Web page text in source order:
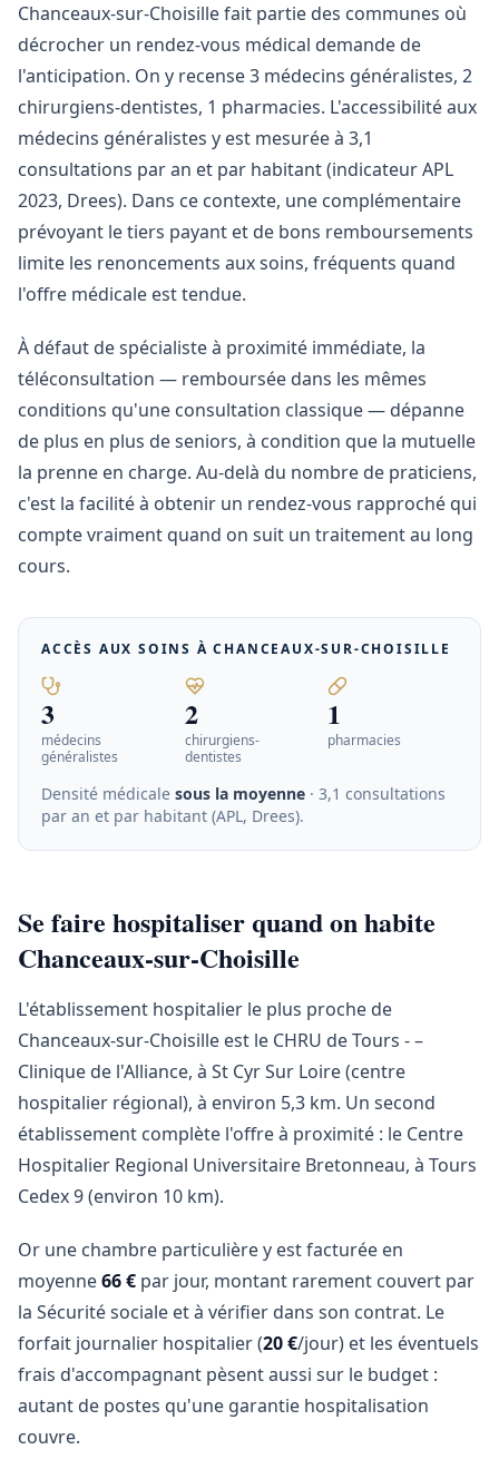
Chanceaux-sur-Choisille fait partie des communes où
décrocher un rendez-vous médical demande de
l'anticipation. On y recense 3 médecins généralistes, 2
chirurgiens-dentistes, 1 pharmacies. L'accessibilité aux
médecins généralistes y est mesurée à 3,1
consultations par an et par habitant (indicateur APL
2023, Drees). Dans ce contexte, une complémentaire
prévoyant le tiers payant et de bons remboursements
limite les renoncements aux soins, fréquents quand
l'offre médicale est tendue.
À défaut de spécialiste à proximité immédiate, la
téléconsultation — remboursée dans les mêmes
conditions qu'une consultation classique — dépanne
de plus en plus de seniors, à condition que la mutuelle
la prenne en charge. Au-delà du nombre de praticiens,
c'est la facilité à obtenir un rendez-vous rapproché qui
compte vraiment quand on suit un traitement au long
cours.
ACCÈS AUX SOINS ÀCHANCEAUX-SUR-CHOISILLE
3
médecins
généralistes
2
chirurgiens-
dentistes
1
pharmacies
Densité médicale sous la moyenne · 3,1 consultations
par an et par habitant (APL, Drees).
Se faire hospitaliser quand on habite
Chanceaux-sur-Choisille
L'établissement hospitalier le plus proche de
Chanceaux-sur-Choisille est le CHRU de Tours - –
Clinique de l'Alliance, à St Cyr Sur Loire (centre
hospitalier régional), à environ 5,3 km. Un second
établissement complète l'offre à proximité : le Centre
Hospitalier Regional Universitaire Bretonneau, à Tours
Cedex 9 (environ 10 km).
Or une chambre particulière y est facturée en
moyenne66 € par jour, montant rarement couvert par
la Sécurité sociale et à vérifier dans son contrat. Le
forfait journalier hospitalier (20 €/jour) et les éventuels
frais d'accompagnant pèsent aussi sur le budget :
autant de postes qu'une garantie hospitalisation
couvre.